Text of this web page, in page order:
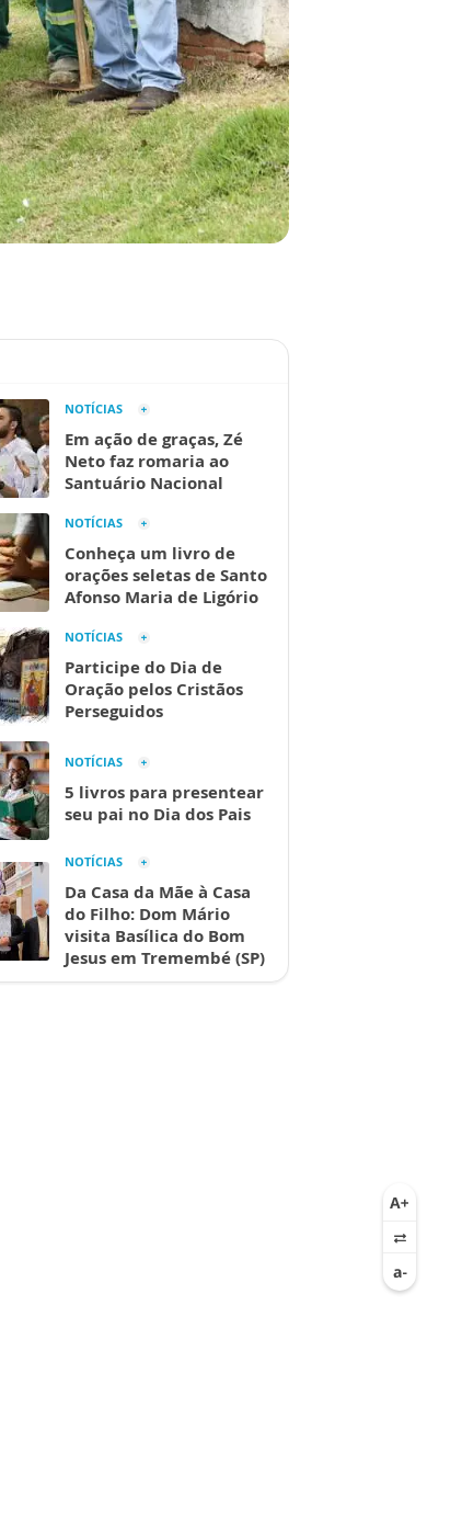
NOTÍCIAS
Em ação de graças, Zé
Neto faz romaria ao
Santuário Nacional
NOTÍCIAS
Conheça um livro de
orações seletas de Santo
Afonso Maria de Ligório
NOTÍCIAS
Participe do Dia de
Oração pelos Cristãos
Perseguidos
NOTÍCIAS
5 livros para presentear
seu pai no Dia dos Pais
NOTÍCIAS
Da Casa da Mãe à Casa
do Filho: Dom Mário
visita Basílica do Bom
Jesus em Tremembé (SP)